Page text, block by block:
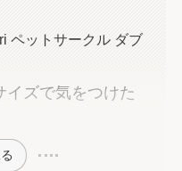
ットサークル ダブ
イズで気をつけた